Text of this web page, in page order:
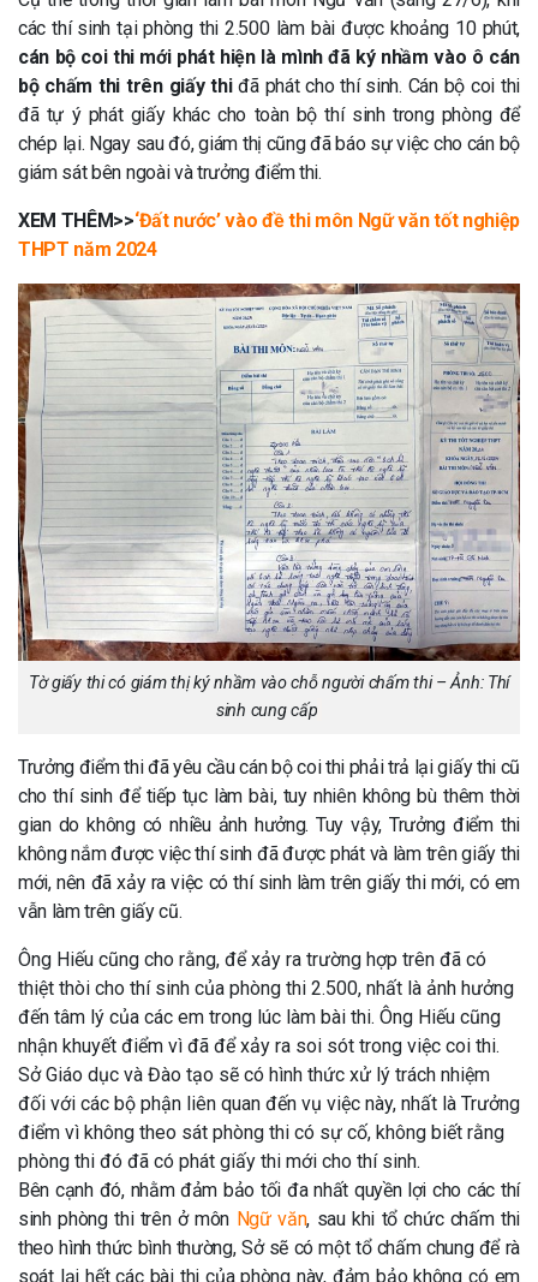
các thí sinh tại phòng thi 2.500 làm bài được khoảng 10 phút,
cán bộ coi thi mới phát hiện là mình đã ký nhầm vào ô cán
bộ chấm thi trên giấy thiđã phát cho thí sinh. Cán bộ coi thi
đã tự ý phát giấy khác cho toàn bộ thí sinh trong phòng để
chép lại. Ngay sau đó, giám thị cũng đã báo sự việc cho cán bộ
giám sát bên ngoài và trưởng điểm thi.
XEM THÊM>>‘Đất nước’ vào đề thi môn Ngữ văn tốt nghiệp
THPT năm 2024
Tờ giấy thi có giám thị ký nhầm vào chỗ người chấm thi – Ảnh: Thí
sinh cung cấp
Trưởng điểm thi đã yêu cầu cán bộ coi thi phải trả lại giấy thi cũ
cho thí sinh để tiếp tục làm bài, tuy nhiên không bù thêm thời
gian do không có nhiều ảnh hưởng. Tuy vậy, Trưởng điểm thi
không nắm được việc thí sinh đã được phát và làm trên giấy thi
mới, nên đã xảy ra việc có thí sinh làm trên giấy thi mới, có em
vẫn làm trên giấy cũ.
Ông Hiếu cũng cho rằng, để xảy ra trường hợp trên đã có
thiệt thòi cho thí sinh của phòng thi 2.500, nhất là ảnh hưởng
đến tâm lý của các em trong lúc làm bài thi. Ông Hiếu cũng
nhận khuyết điểm vì đã để xảy ra soi sót trong việc coi thi.
Sở Giáo dục và Đào tạo sẽ có hình thức xử lý trách nhiệm
đối với các bộ phận liên quan đến vụ việc này, nhất là Trưởng
điểm vì không theo sát phòng thi có sự cố, không biết rằng
phòng thi đó đã có phát giấy thi mới cho thí sinh.
Bên cạnh đó, nhằm đảm bảo tối đa nhất quyền lợi cho các thí
sinh phòng thi trên ở môn Ngữ văn, sau khi tổ chức chấm thi
theo hình thức bình thường, Sở sẽ có một tổ chấm chung để rà
soát lại hết các bài thi của phòng này, đảm bảo không có em